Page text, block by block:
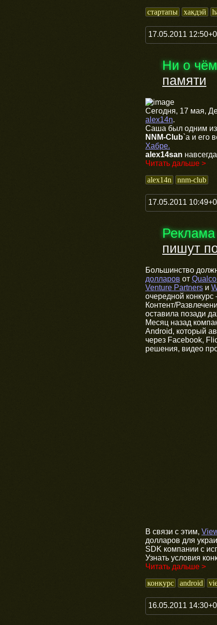
стартапы
хакдэй
17.05.2011
Ни о чём
памяти
Сегодня, 17 мая,
alex14n.
Саша был одним из
NNM-Club`a и его
Хабре.
alex14san
Читать дальше >
alex14n
nnm-club
17.05.2011
Реклама
пишут
Большинство
долларов от
Venture Partners и
очередной
Контент/
оставила позади
Месяц назад
Android, который
через Facebook,
решения, видео
В связи с этим,
долларов для
SDK компании с
Узнать условия
Читать дальше >
конкурс
android
16.05.2011